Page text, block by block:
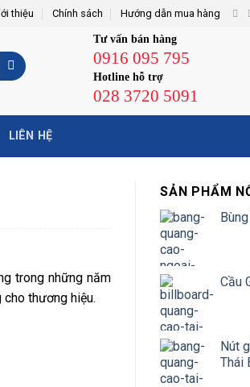
thiệu Chính sách Hướng dẫn mua hàng
Tư vấn bán hàng
0916 095 795
Hotline hỗ trợ
028 3720 5091
LIÊN HỆ
trong những năm
thương hiệu.
SẢN PHẨM
Cầu
Nút
Thái